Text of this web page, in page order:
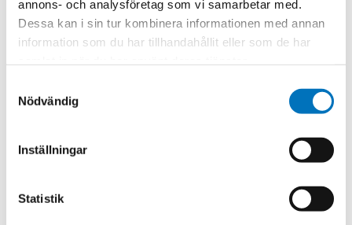
annons- och analysföretag som vi samarbetar med.
Dessa kan i sin tur kombinera informationen med annan
information som du har tillhandahållit eller som de har
Nödvändig
Inställningar
Statistik
Alaris range includes active and passive antennas.
Related products